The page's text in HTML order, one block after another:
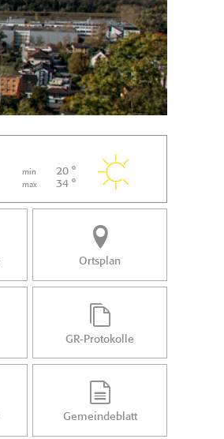
min 20 °
max 34 °
Ortsplan
GR-Protokolle
Gemeindeblatt